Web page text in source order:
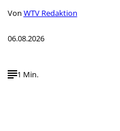
Von WTV Redaktion
06.08.2026
1 Min.